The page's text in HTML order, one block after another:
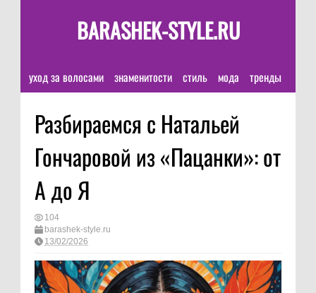
BARASHEK-STYLE.RU
уход за волосами знаменитости стиль мода тренды
Разбираемся с Натальей
Гончаровой из «Пацанки»: от
А до Я
104
barashek-style.ru
13/02/2026